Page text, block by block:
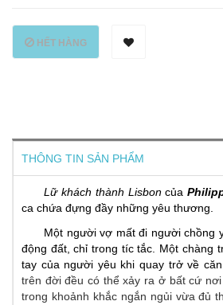
HẾT HÀNG
THÔNG TIN SẢN PHẨM
Lữ khách thành Lisboncủa
ca chứa đựng đầy những yêu thương.
Một người vợ mất đi người chồng
động đất, chỉ trong tíc tắc. Một chàng
tay của người yêu khi quay trở về
trên đời đều có thể xảy ra ở bất cứ
trong khoảnh khắc ngắn ngủi vừa đủ